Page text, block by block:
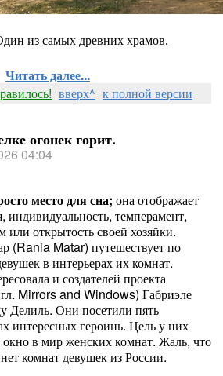
из самых древних храмов.
Читать далее...
вверх^ к полной версии
огонек горит.
04:04
место для сна; она отображает
темперамент,
или открытость своей хозяйки.
(Rania Matar) путешествует по
в интерьерах их комнат.
и создателей проекта
Mirrors and Windows) Габриэле
Делиль. Они посетили пять
интересных героинь. Цель у них
в мир женских комнат. Жаль, что
комнат девушек из России.